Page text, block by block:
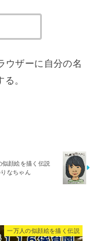
ウザーに自分の名
。
似顔絵を描く伝説
なちゃん
一万人の似顔絵を描く伝説